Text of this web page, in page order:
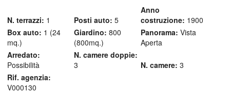
N. terrazzi: 1 Posti auto: 5
Anno
costruzione: 1900
Box auto: 1 (24
mq.)
Giardino: 800
(800mq.)
Panorama: Vista
Aperta
Arredato:
Possibilità
N. camere doppie:
3
N. camere: 3
Rif. agenzia:
V000130